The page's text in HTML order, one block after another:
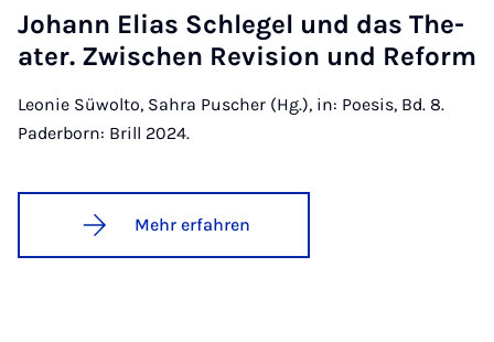
Jo­hann Eli­as Schle­­gel und das The­
a­ter. Zwi­­schen Re­vi­­si­on und Re­­form
Leonie Süwolto, Sahra Puscher (Hg.), in: Poesis, Bd. 8.
Paderborn: Brill 2024.
Mehr erfahren